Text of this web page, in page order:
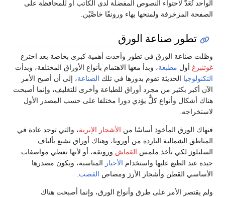
الواحد تُعَدُّ لاحتواء النصوص المفضلة لدى الكاتب أو للمحافظة على
الصفحة المزخرفة ولمنحها بهاء ورونقًا خاصَّيْن.
تطور صناعة الورق
وظلت صناعة الورق في تطور وأخذت أهمية كبرى بخاصة بعد اخترع
غوتنبرغ أول مطبعة، وبدأ معها الاهتمام بأنواع الأوراق المختلفة، وبدأت
التكنولوجيا الحديثة تقوم بدورها في تلك الصناعة، إلى أن أصبح الأمر
الآن أكبر بكثير من مجرد أوراق للطباعة وأخرى للتغليف، وإنما أصبحت
هناك أشكال وأنواع كلٌّ يؤدي دورا مختلفا على حسب المصدر الأول
لاستخراجه.
فنهاك الورق المأخوذ أساسًا من الأشجار الإبرية، والتي توجد عادة في
المناطق الشمالية الباردة من أوروبا، وهناك أوراق تشبع بألياف
السليلوز لكي تأخذ ملمس القماش ورونقه، أو لأنها تعطي مواصفات
جيدة عند الطبع عليها واستخدام الأحبار المناسبة، ويكون مصدرها
الأساسي القطن وأشجار الأرز ومصاص القصب
ولم يقتصر الأمر على طرق وأنواع الورق، وإنما أصبحت هناك